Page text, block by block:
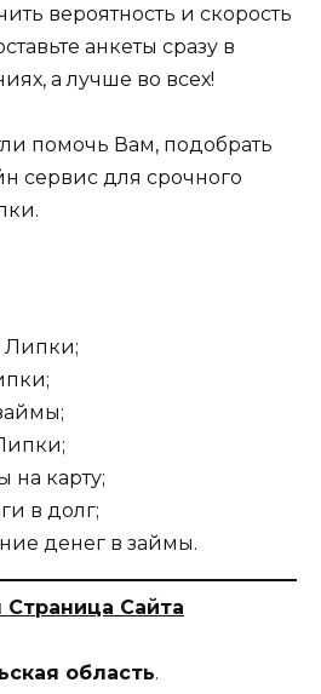
вероятность и скорость
анкеты сразу в
а лучше во всех!
помочь Вам, подобрать
сервис для срочного
Липки;
на карту;
в долг;
денег в займы.
Страница Сайта
область.